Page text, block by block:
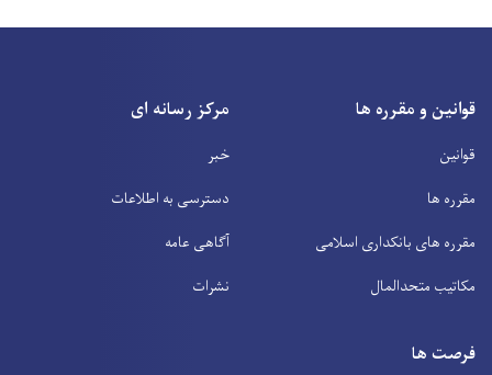
قوانین و مقرره ها
قوانین
مقرره ها
مقرره های بانکداری اسلامی
مکاتیب متحدالمال
مرکز رسانه ای
خبر
دسترسی به اطلاعات
آگاهی عامه
نشرات
فرصت ها